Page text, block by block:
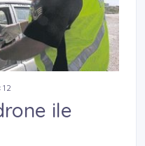
ile